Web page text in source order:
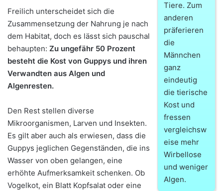
Tiere. Zum
anderen
präferieren
die
Männchen
ganz
eindeutig
die tierische
Kost und
fressen
vergleichsw
eise mehr
Wirbellose
und weniger
Algen.
Freilich unterscheidet sich die
Zusammensetzung der Nahrung je nach
dem Habitat, doch es lässt sich pauschal
behaupten: Zu ungefähr 50 Prozent
besteht die Kost von Guppys und ihren
Verwandten aus Algen und
Algenresten.
Den Rest stellen diverse
Mikroorganismen, Larven und Insekten.
Es gilt aber auch als erwiesen, dass die
Guppys jeglichen Gegenständen, die ins
Wasser von oben gelangen, eine
erhöhte Aufmerksamkeit schenken. Ob
Vogelkot, ein Blatt Kopfsalat oder eine